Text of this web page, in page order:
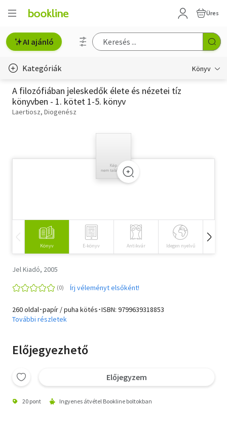
Üres
AI ajánló
Kategóriák Könyv
Életmód, egészség
Erotika
Hobbi, szabadidő
Szótár, nyelvkönyv
Tankönyv, segédkönyv
Társadalomtudomány
Természettudomány
Vallás
A filozófiában jeleskedők élete és nézetei tíz
könyvben - 1. kötet 1-5. könyv
Laertiosz, Diogenész
Könyv E-könyv Antikvár Idegen nyelvű
Jel Kiadó, 2005
Írj véleményt elsőként!
260 oldal･papír / puha kötés･ISBN: 9799639318853
További részletek
Előjegyezhető
Előjegyzem
20 pont Ingyenes átvétel Bookline boltokban